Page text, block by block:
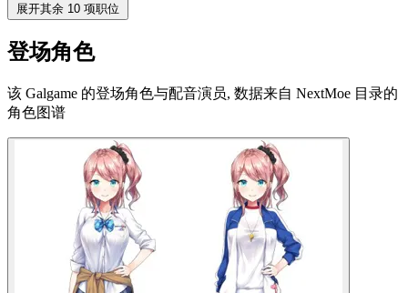
展开其余 10 项职位
登场角色
该 Galgame 的登场角色与配音演员, 数据来自 NextMoe 目录的
角色图谱